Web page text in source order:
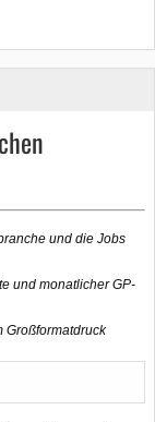
und die Jobs
und monatlicher GP-
Großformatdruck